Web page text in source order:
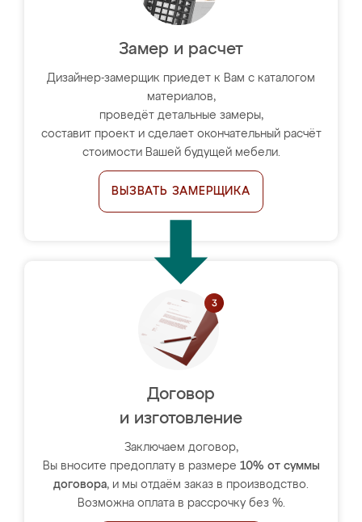
Замер и расчет
Дизайнер-замерщик приедет к Вам с каталогом
материалов,
проведёт детальные замеры,
составит проект и сделает окончательный расчёт
стоимости Вашей будущей мебели.
ВЫЗВАТЬ ЗАМЕРЩИКА
Договор
и изготовление
Заключаем договор,
Вы вносите предоплату в размере 10% от суммы
договора, и мы отдаём заказ в производство.
Возможна оплата в рассрочку без %.